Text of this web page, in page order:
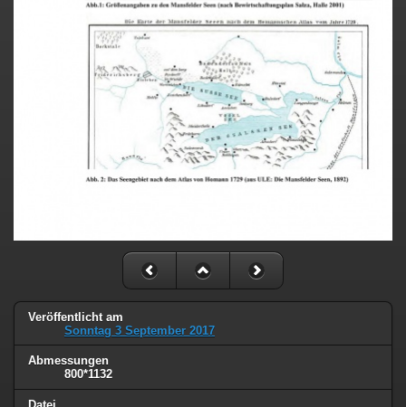
Veröffentlicht am
Sonntag 3 September 2017
Abmessungen
800*1132